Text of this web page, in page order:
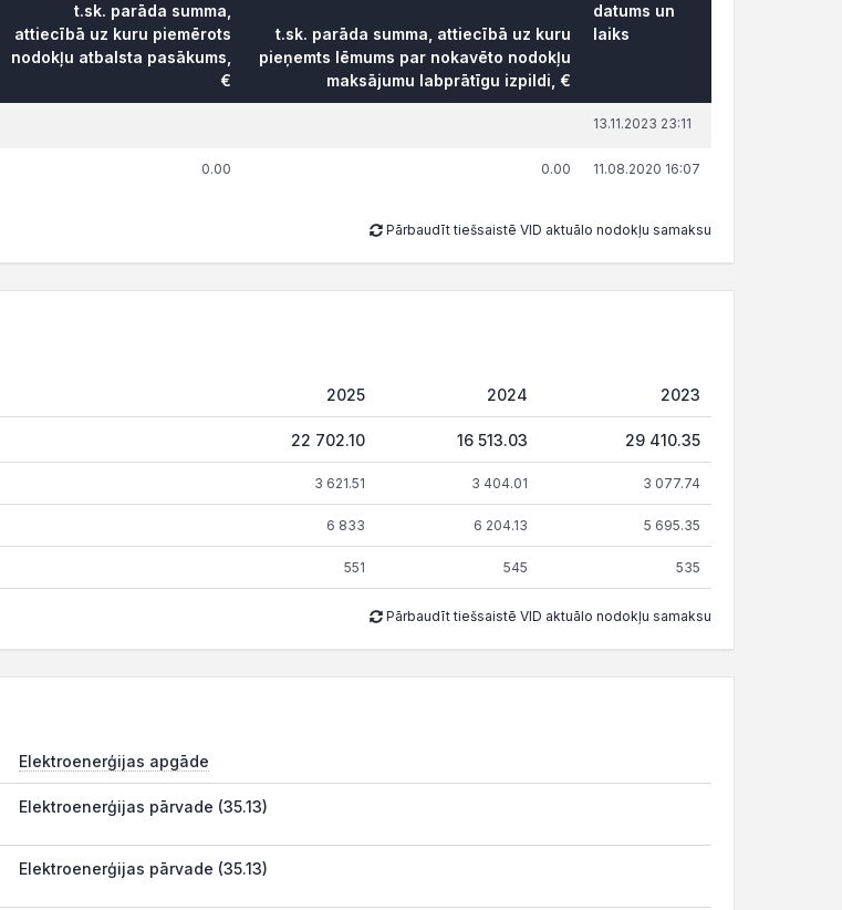
t.sk. parāda summa,
attiecībā uz kuru piemērots
nodokļu atbalsta pasākums,
€
t.sk. parāda summa, attiecībā uz kuru
pieņemts lēmums par nokavēto nodokļu
maksājumu labprātīgu izpildi, €
datums un
laiks
13.11.2023 23:11
0.00 0.00 11.08.2020 16:07
Pārbaudīt tiešsaistē VID aktuālo nodokļu samaksu
2025 2024 2023
22 702.10 16 513.03 29 410.35
3 621.51 3 404.01 3 077.74
6 833 6 204.13 5 695.35
551 545 535
Pārbaudīt tiešsaistē VID aktuālo nodokļu samaksu
Elektroenerģijas apgāde
Elektroenerģijas pārvade (35.13)
Elektroenerģijas pārvade (35.13)